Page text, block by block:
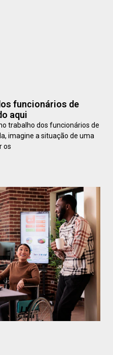
funcionários de
aqui
trabalho dos funcionários de
imagine a situação de uma
os